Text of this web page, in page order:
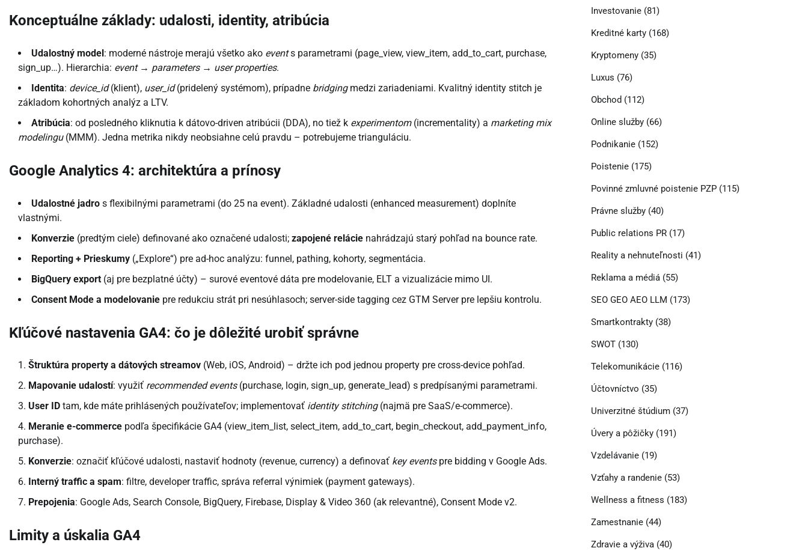
Konceptuálne základy: udalosti, identity, atribúcia
Udalostný model: moderné nástroje merajú všetko ako events parametrami (page_view, view_item, add_to_cart, purchase,
sign_up…). Hierarchia: event → parameters → user properties.
Identita: device_id(klient), user_id(pridelený systémom), prípadne bridgingmedzi zariadeniami. Kvalitný identity stitch je
základom kohortných analýz a LTV.
Atribúcia: od posledného kliknutia k dátovo-driven atribúcii (DDA), no tiež k experimentom(incrementality) a marketing mix
modelingu(MMM). Jedna metrika nikdy neobsiahne celú pravdu – potrebujeme trianguláciu.
Google Analytics 4: architektúra a prínosy
Udalostné jadro s flexibilnými parametrami (do 25 na event). Základné udalosti (enhanced measurement) doplníte
vlastnými.
Konverzie (predtým ciele) definované ako označené udalosti; zapojené relácie nahrádzajú starý pohľad na bounce rate.
Reporting + Prieskumy („Explore“) pre ad-hoc analýzu: funnel, pathing, kohorty, segmentácia.
BigQuery export (aj pre bezplatné účty) – surové eventové dáta pre modelovanie, ELT a vizualizácie mimo UI.
Consent Mode a modelovanie pre redukciu strát pri nesúhlasoch; server-side tagging cez GTM Server pre lepšiu kontrolu.
Kľúčové nastavenia GA4: čo je dôležité urobiť správne
Štruktúra property a dátových streamov (Web, iOS, Android) – držte ich pod jednou property pre cross-device pohľad.
Mapovanie udalostí: využiť recommended events(purchase, login, sign_up, generate_lead) s predpísanými parametrami.
User ID tam, kde máte prihlásených používateľov; implementovať identity stitching(najmä pre SaaS/e-commerce).
Meranie e-commerce podľa špecifikácie GA4 (view_item_list, select_item, add_to_cart, begin_checkout, add_payment_info,
purchase).
Konverzie: označiť kľúčové udalosti, nastaviť hodnoty (revenue, currency) a definovať key eventspre bidding v Google Ads.
Interný traffic a spam: filtre, developer traffic, správa referral výnimiek (payment gateways).
Prepojenia: Google Ads, Search Console, BigQuery, Firebase, Display & Video 360 (ak relevantné), Consent Mode v2.
Limity a úskalia GA4
Investovanie(81)
Kreditné karty(168)
Kryptomeny(35)
Luxus (76)
Obchod (112)
Online služby(66)
Podnikanie(152)
Poistenie(175)
Povinné zmluvné poistenie PZP(115)
Právne služby(40)
Public relations PR(17)
Reality a nehnuteľnosti (41)
Reklama a médiá(55)
SEO GEO AEO LLM (173)
Smartkontrakty(38)
SWOT(130)
Telekomunikácie(116)
Účtovníctvo (35)
Univerzitné štúdium(37)
Úvery a pôžičky(191)
Vzdelávanie(19)
Vzťahy a randenie(53)
Wellness a fitness (183)
Zamestnanie(44)
Zdravie a výživa(40)